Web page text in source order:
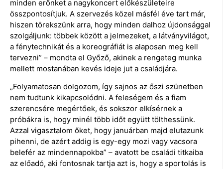
minden erőnket a nagykoncert előkészületeire
összpontosítjuk. A szervezés közel másfél éve tart már,
hiszen törekszünk arra, hogy minden dalhoz újdonsággal
szolgáljunk: többek között a jelmezeket, a látványvilágot,
a fénytechnikát és a koreográfiát is alaposan meg kell
tervezni” – mondta el Győző, akinek a rengeteg munka
mellett mostanában kevés ideje jut a családjára.
„Folyamatosan dolgozom, így sajnos az őszi szünetben
nem tudtunk kikapcsolódni. A feleségem és a fiam
szerencsére megértőek, és sokszor elkísérnek a
próbákra is, hogy minél több időt együtt tölthessünk.
Azzal vigasztalom őket, hogy januárban majd elutazunk
pihenni, de azért addig is egy-egy mozi vagy vacsora
belefér az mindennapokba” – avatott be családi titkaiba
az előadó, aki fontosnak tartja azt is, hogy a sportolás is